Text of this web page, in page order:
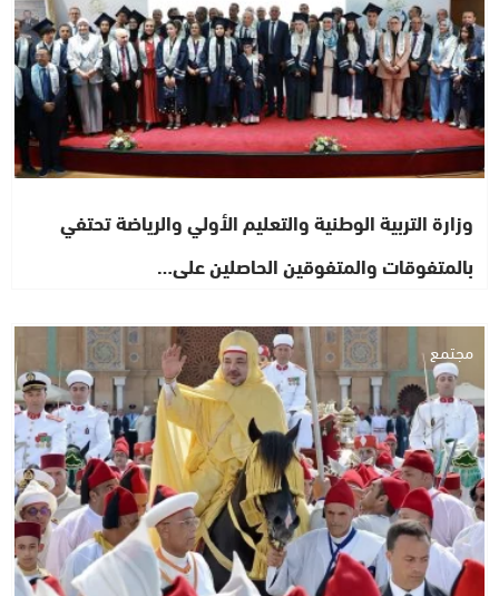
وزارة التربية الوطنية والتعليم الأولي والرياضة تحتفي
بالمتفوقات والمتفوقين الحاصلين على…
مجتمع